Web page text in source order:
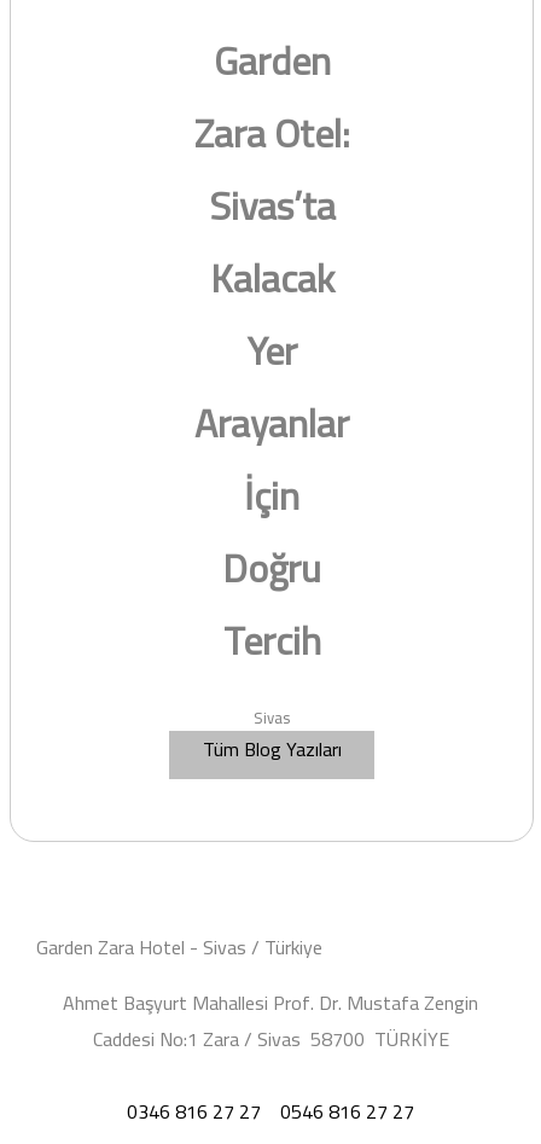
Garden
Zara Otel:
Sivas’ta
Kalacak
Yer
Arayanlar
İçin
Doğru
Tercih
Sivas
Tüm Blog Yazıları
Garden Zara Hotel - Sivas / Türkiye
Ahmet Başyurt Mahallesi Prof. Dr. Mustafa Zengin
Caddesi No:1 Zara / Sivas 58700 TÜRKİYE
0346 816 27 27 0546 816 27 27